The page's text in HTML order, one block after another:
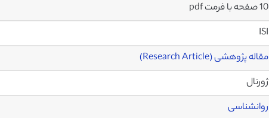
10 صفحه با فرمت pdf
ISI
مقاله پژوهشی (Research Article)
ژورنال
روانشناسی